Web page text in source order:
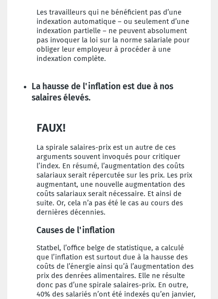
Les travailleurs qui ne bénéficient pas d’une
indexation automatique – ou seulement d’une
indexation partielle – ne peuvent absolument
pas invoquer la loi sur la norme salariale pour
obliger leur employeur à procéder à une
indexation complète.
La hausse de l'inflation est due à nos
salaires élevés.
FAUX!
La spirale salaires-prix est un autre de ces
arguments souvent invoqués pour critiquer
l’index. En résumé, l’augmentation des coûts
salariaux serait répercutée sur les prix. Les prix
augmentant, une nouvelle augmentation des
coûts salariaux serait nécessaire. Et ainsi de
suite. Or, cela n’a pas été le cas au cours des
dernières décennies.
Causes de l'inflation
Statbel, l’office belge de statistique, a calculé
que l’inflation est surtout due à la hausse des
coûts de l’énergie ainsi qu’à l’augmentation des
prix des denrées alimentaires. Elle ne résulte
donc pas d’une spirale salaires-prix. En outre,
40% des salariés n’ont été indexés qu’en janvier,